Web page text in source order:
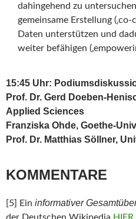
dahingehend zu
gemeinsame Erstellung
Daten unterstützen und
weiter befähigen
15:45 Uhr:
Prof. Dr. Gerd Doeben-
Applied Sciences
Franziska Ohde, Goethe-
Prof. Dr. Matthias Söllner,
KOMMENTARE
[5] Ein informativer